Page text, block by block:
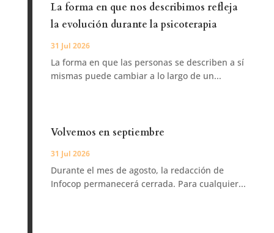
La forma en que nos describimos refleja
la evolución durante la psicoterapia
31 Jul 2026
La forma en que las personas se describen a sí
mismas puede cambiar a lo largo de un...
Volvemos en septiembre
31 Jul 2026
Durante el mes de agosto, la redacción de
Infocop permanecerá cerrada. Para cualquier...